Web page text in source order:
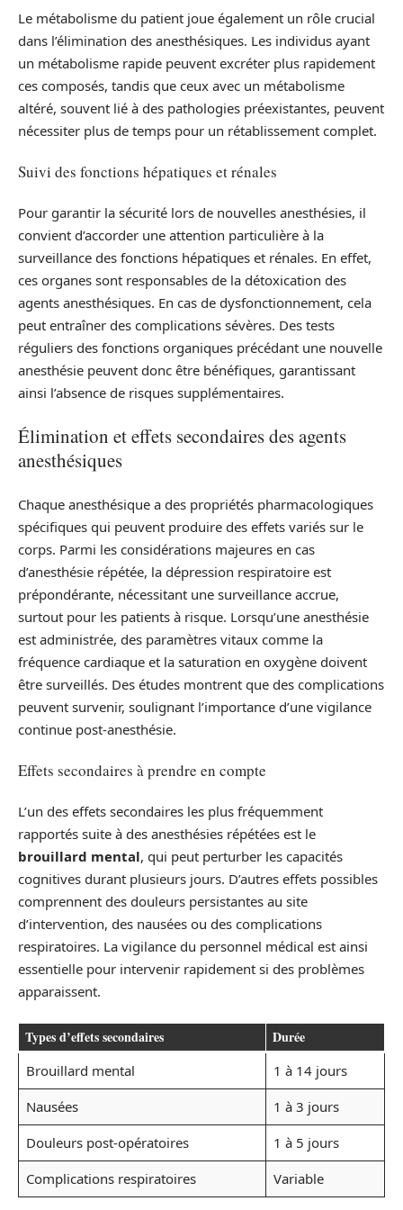
Le métabolisme du patient joue également un rôle crucial
dans l’élimination des anesthésiques. Les individus ayant
un métabolisme rapide peuvent excréter plus rapidement
ces composés, tandis que ceux avec un métabolisme
altéré, souvent lié à des pathologies préexistantes, peuvent
nécessiter plus de temps pour un rétablissement complet.
Suivi des fonctions hépatiques et rénales
Pour garantir la sécurité lors de nouvelles anesthésies, il
convient d’accorder une attention particulière à la
surveillance des fonctions hépatiques et rénales. En effet,
ces organes sont responsables de la détoxication des
agents anesthésiques. En cas de dysfonctionnement, cela
peut entraîner des complications sévères. Des tests
réguliers des fonctions organiques précédant une nouvelle
anesthésie peuvent donc être bénéfiques, garantissant
ainsi l’absence de risques supplémentaires.
Élimination et effets secondaires des agents
anesthésiques
Chaque anesthésique a des propriétés pharmacologiques
spécifiques qui peuvent produire des effets variés sur le
corps. Parmi les considérations majeures en cas
d’anesthésie répétée, la dépression respiratoire est
prépondérante, nécessitant une surveillance accrue,
surtout pour les patients à risque. Lorsqu’une anesthésie
est administrée, des paramètres vitaux comme la
fréquence cardiaque et la saturation en oxygène doivent
être surveillés. Des études montrent que des complications
peuvent survenir, soulignant l’importance d’une vigilance
continue post-anesthésie.
Effets secondaires à prendre en compte
L’un des effets secondaires les plus fréquemment
rapportés suite à des anesthésies répétées est le
brouillard mental, qui peut perturber les capacités
cognitives durant plusieurs jours. D’autres effets possibles
comprennent des douleurs persistantes au site
d’intervention, des nausées ou des complications
respiratoires. La vigilance du personnel médical est ainsi
essentielle pour intervenir rapidement si des problèmes
apparaissent.
Types d’effets secondaires Durée
Brouillard mental
1 à 14 jours
Nausées
1 à 3 jours
Douleurs post-opératoires
1 à 5 jours
Complications respiratoires
Variable